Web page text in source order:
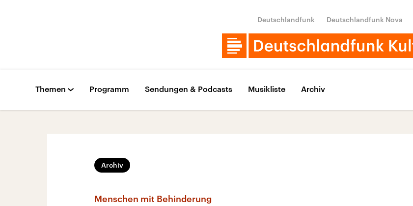
Deutschlandfunk Deutschlandfunk Nova
Themen Programm Sendungen & Podcasts Musikliste Archiv
Archiv
Menschen mit Behinderung